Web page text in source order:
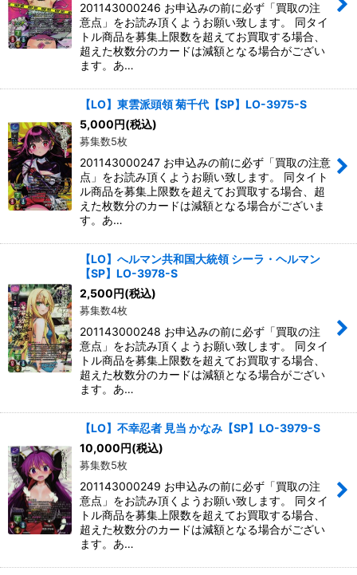
201143000246 お申込みの前に必ず「買取の注
意点」をお読み頂くようお願い致します。 同タイ
トル商品を募集上限数を超えてお買取する場合、
超えた枚数分のカードは減額となる場合がござい
ます。あ…
【LO】東雲派頭領 菊千代【SP】LO-3975-S
5,000円(税込)
募集数5枚
201143000247 お申込みの前に必ず「買取の注意
点」をお読み頂くようお願い致します。 同タイト
ル商品を募集上限数を超えてお買取する場合、超
えた枚数分のカードは減額となる場合がございま
す。あ…
【LO】へルマン共和国大統領 シーラ・ヘルマン
【SP】LO-3978-S
2,500円(税込)
募集数4枚
201143000248 お申込みの前に必ず「買取の注
意点」をお読み頂くようお願い致します。 同タイ
トル商品を募集上限数を超えてお買取する場合、
超えた枚数分のカードは減額となる場合がござい
ます。あ…
【LO】不幸忍者 見当 かなみ【SP】LO-3979-S
10,000円(税込)
募集数5枚
201143000249 お申込みの前に必ず「買取の注
意点」をお読み頂くようお願い致します。 同タイ
トル商品を募集上限数を超えてお買取する場合、
超えた枚数分のカードは減額となる場合がござい
ます。あ…